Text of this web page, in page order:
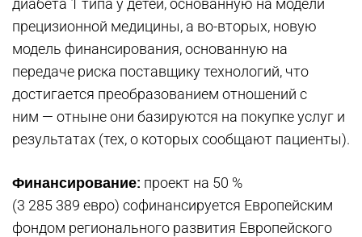
прецизионной медицины, а во-вторых, новую
модель финансирования, основанную на
передаче риска поставщику технологий, что
достигается преобразованием отношений с
ним — отныне они базируются на покупке услуг и
результатах (тех, о которых сообщают пациенты).
Финансирование: проект на 50 %
(3 285 389 евро) софинансируется Европейским
фондом регионального развития Европейского